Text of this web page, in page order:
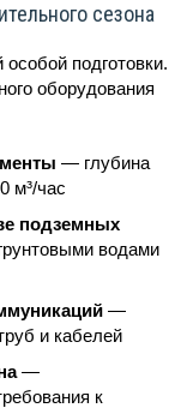
сезона
подготовки.
оборудования
— глубина
м³/час
подземных
водами
—
и кабелей
—
к